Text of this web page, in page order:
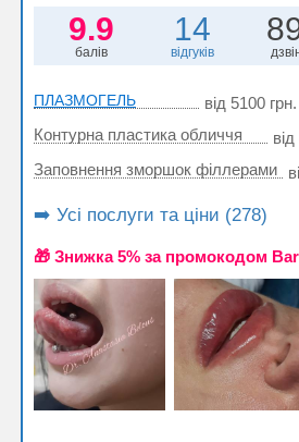
9.9
балів
14
відгуків
ПЛАЗМОГЕЛЬ
від 5100
Контурна пластика обличчя
Заповнення зморшок філлерами
➡️ Усі послуги та ціни (278)
🎁 Знижка 5% за промокодом